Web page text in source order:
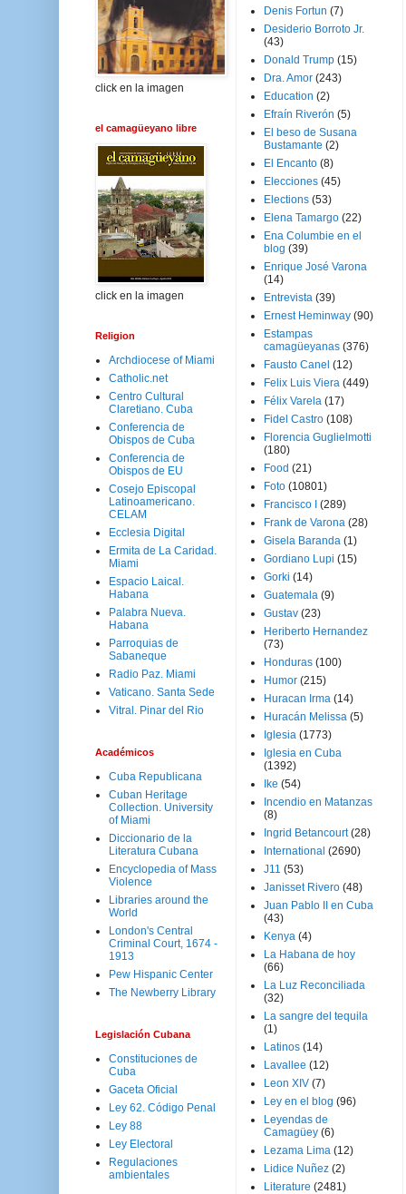
click en la imagen
el camagüeyano libre
click en la imagen
Religion
Archdiocese of Miami
Catholic.net
Centro Cultural
Claretiano. Cuba
Conferencia de
Obispos de Cuba
Conferencia de
Obispos de EU
Cosejo Episcopal
Latinoamericano.
CELAM
Ecclesia Digital
Ermita de La Caridad.
Miami
Espacio Laical.
Habana
Palabra Nueva.
Habana
Parroquias de
Sabaneque
Radio Paz. Miami
Vaticano. Santa Sede
Vitral. Pinar del Rio
Académicos
Cuba Republicana
Cuban Heritage
Collection. University
of Miami
Diccionario de la
Literatura Cubana
Encyclopedia of Mass
Violence
Libraries around the
World
London's Central
Criminal Court, 1674 -
1913
Pew Hispanic Center
The Newberry Library
Legislación Cubana
Constituciones de
Cuba
Gaceta Oficial
Ley 62. Código Penal
Ley 88
Ley Electoral
Regulaciones
ambientales
Denis Fortun (7)
Desiderio Borroto Jr.
(43)
Donald Trump (15)
Dra. Amor (243)
Education (2)
Efraín Riverón (5)
El beso de Susana
Bustamante (2)
El Encanto (8)
Elecciones (45)
Elections (53)
Elena Tamargo (22)
Ena Columbie en el
blog (39)
Enrique José Varona
(14)
Entrevista (39)
Ernest Heminway (90)
Estampas
camagüeyanas (376)
Fausto Canel (12)
Felix Luis Viera (449)
Félix Varela (17)
Fidel Castro (108)
Florencia Guglielmotti
(180)
Food (21)
Foto (10801)
Francisco I
(289)
Frank de Varona (28)
Gisela Baranda (1)
Gordiano Lupi (15)
Gorki (14)
Guatemala (9)
Gustav (23)
Heriberto Hernandez
(73)
Honduras (100)
Humor (215)
Huracan Irma (14)
Huracán Melissa (5)
Iglesia (1773)
Iglesia en Cuba
(1392)
Ike (54)
Incendio en Matanzas
(8)
Ingrid Betancourt (28)
International (2690)
J11 (53)
Janisset Rivero (48)
Juan Pablo II en Cuba
(43)
Kenya (4)
La Habana de hoy
(66)
La Luz Reconciliada
(32)
La sangre del tequila
(1)
Latinos (14)
Lavallee (12)
Leon XIV (7)
Ley en el blog (96)
Leyendas de
Camagüey (6)
Lezama Lima (12)
Lidice Nuñez (2)
Literature (2481)